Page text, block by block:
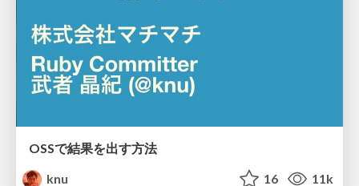
OSSで結果を出す方法
knu
16 11k